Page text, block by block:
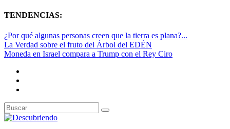
TENDENCIAS:
¿Por qué algunas personas creen que la tierra es plana?...
La Verdad sobre el fruto del Árbol del EDÉN
Moneda en Israel compara a Trump con el Rey Ciro